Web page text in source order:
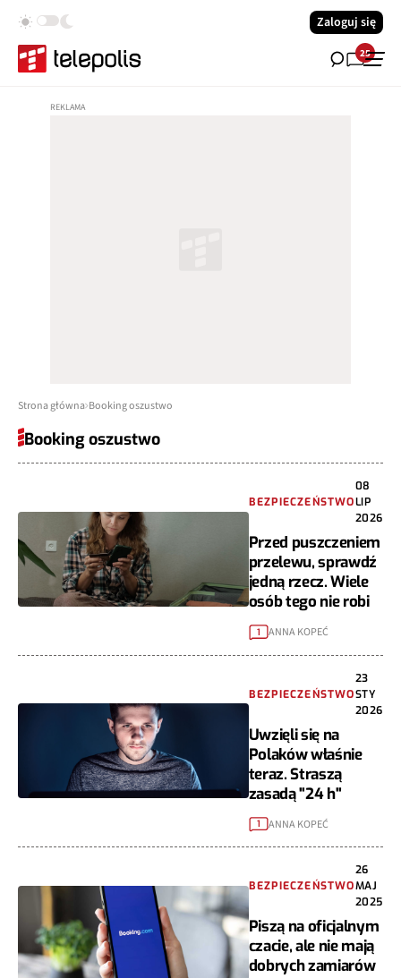
Zaloguj się
25
Strona główna Booking oszustwo
Booking oszustwo
BEZPIECZEŃSTWO
08
LIP
2026
Przed puszczeniem
przelewu, sprawdź
jedną rzecz. Wiele
osób tego nie robi
1 ANNA KOPEĆ
BEZPIECZEŃSTWO
23
STY
2026
Uwzięli się na
Polaków właśnie
teraz. Straszą
zasadą "24 h"
1 ANNA KOPEĆ
BEZPIECZEŃSTWO
26
MAJ
2025
Piszą na oficjalnym
czacie, ale nie mają
dobrych zamiarów